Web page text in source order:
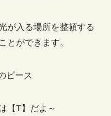
が入る場所を整頓する
とができます。
【T】だよ～